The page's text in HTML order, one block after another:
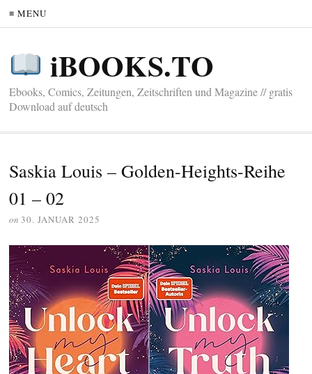
≡ MENU
iBOOKS.TO
Ebooks, Comics, Zeitungen, Zeitschriften und Magazine // gratis
Download auf deutsch
Saskia Louis – Golden-Heights-Reihe
01 – 02
on 30. JANUAR 2025